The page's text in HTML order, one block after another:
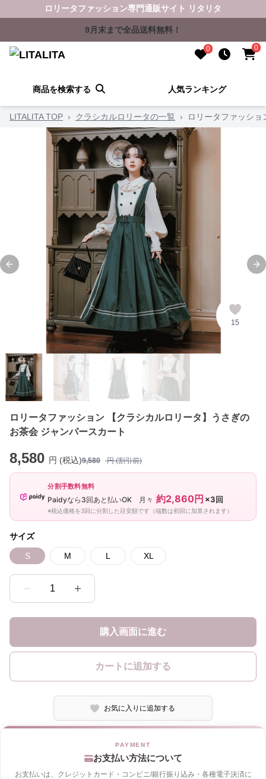
ロリータファッション専門通販サイト リタリタ
9月末まで全品送料無料！
0 0
商品を検索する 人気ランキング
LITALITA TOP › クラシカルロリータの一覧 › ロリータファッシ
Previous slide
15
ロリータファッション 【クラシカルロリータ】うさぎの
お茶会 ジャンパースカート
8,580 円 (税込)9,580 円 (割引前)
分割手数料無料
Paidyなら3回あと払いOK 月々 約2,860円 ×3回
※税込価格を3回に分割した目安額です（端数は初回に加算されます）
サイズ
S M L XL
1
購入画面に進む
カートに追加する
お気に入りに追加する
お支払い方法について
お支払いは、クレジットカード・コンビニ/銀行振り込み・各種電子決済に